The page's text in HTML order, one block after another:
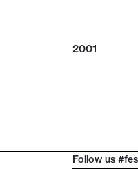
2001
Follow us